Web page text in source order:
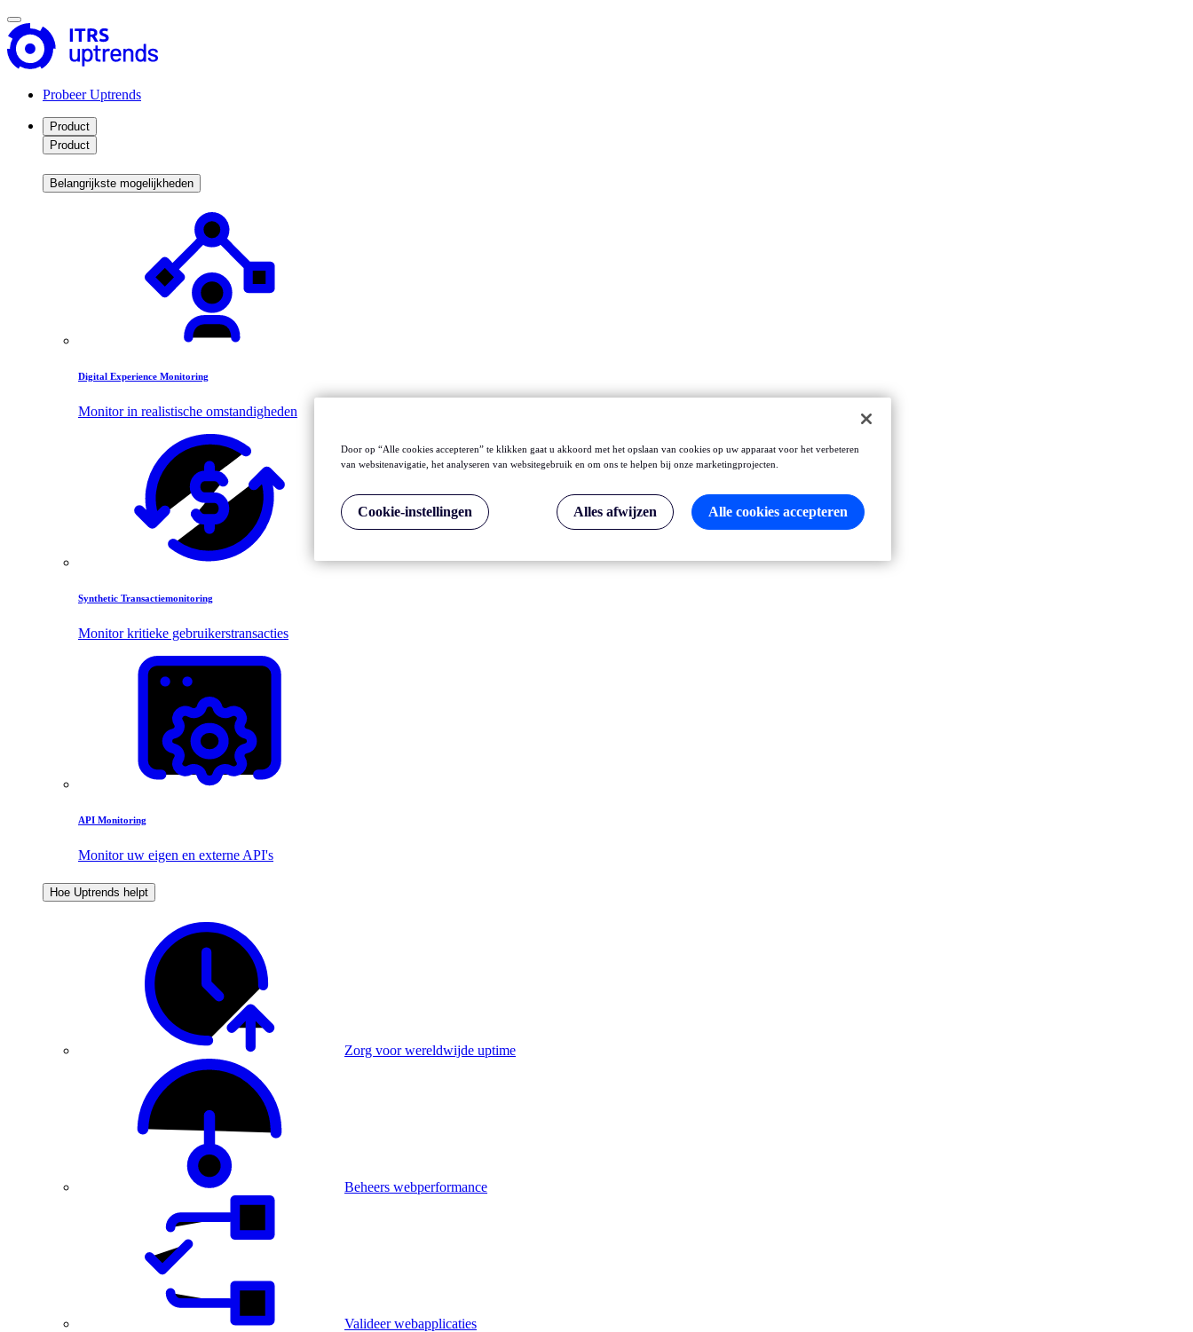
Probeer Uptrends
Product
Product
Belangrijkste mogelijkheden
Digital Experience Monitoring
Monitor in realistische omstandigheden
Synthetic Transactiemonitoring
Monitor kritieke gebruikerstransacties
API Monitoring
Monitor uw eigen en externe API's
Hoe Uptrends helpt
Zorg voor wereldwijde uptime
Beheers webperformance
Valideer webapplicaties
Door op “Alle cookies accepteren” te klikken gaat u akkoord met het opslaan van cookies op uw apparaat voor het verbeteren
van websitenavigatie, het analyseren van websitegebruik en om ons te helpen bij onze marketingprojecten.
Cookie-instellingen Alles afwijzen Alle cookies accepteren